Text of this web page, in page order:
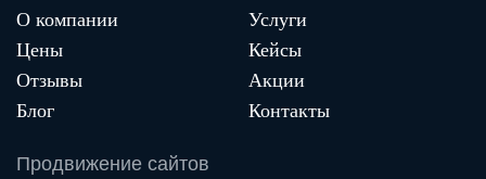
О компании
Услуги
Цены
Кейсы
Отзывы
Акции
Блог
Контакты
Продвижение сайтов